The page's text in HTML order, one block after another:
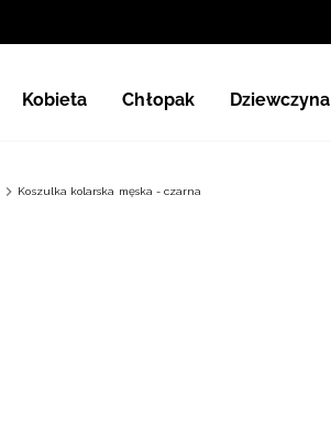
Kobieta Chłopak Dziewczyna
Koszulka kolarska męska - czarna